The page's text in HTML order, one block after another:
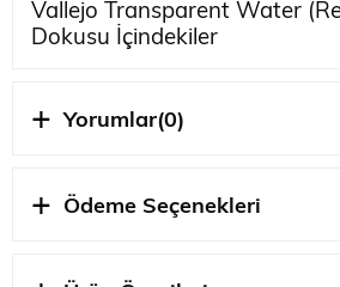
Vallejo Transparent Water
Dokusu İçindekiler
Su Dokusu Özellikleri
Vallejo Hakkında
metal modelleri boyamak için özel
Yorumlar(0)
Ödeme Seçenekleri